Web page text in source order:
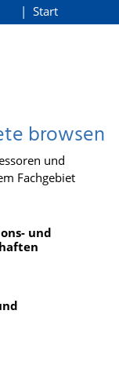
Start
browsen
und
Fachgebiet
und